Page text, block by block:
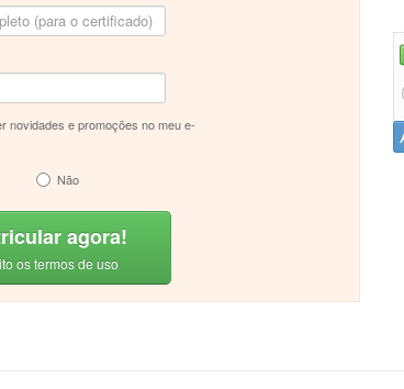
novidades e promoções no meu e-
Não
agora!
os termos de uso